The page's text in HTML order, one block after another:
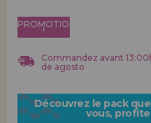
PROMOTION
!
Commandez avant
de agosto
Découvrez le pack
vous,